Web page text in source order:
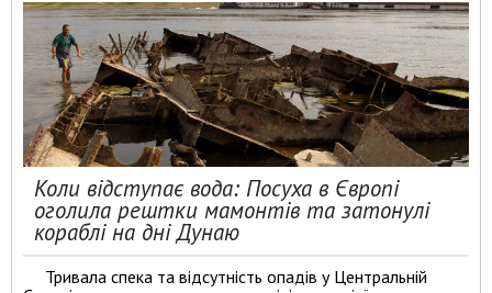
Коли відступає вода: Посуха в Європі
оголила рештки мамонтів та затонулі
кораблі на дні Дунаю
Тривала спека та відсутність опадів у Центральній